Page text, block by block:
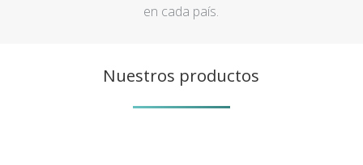
en cada país.
Nuestros productos